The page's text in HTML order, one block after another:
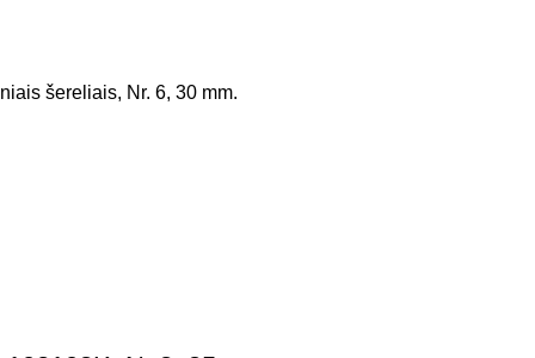
šereliais, Nr. 6, 30 mm.